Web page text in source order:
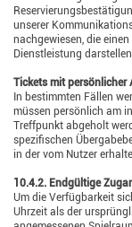
unserer
nachgewiesen, die
Dienstleistung darstellen
Tickets mit persönlicher
In bestimmten Fällen
müssen persönlich am
Treffpunkt abgeholt
spezifischen
in der vom Nutzer
10.4.2. Endgültige
Um die Verfügbarkeit
Uhrzeit als der